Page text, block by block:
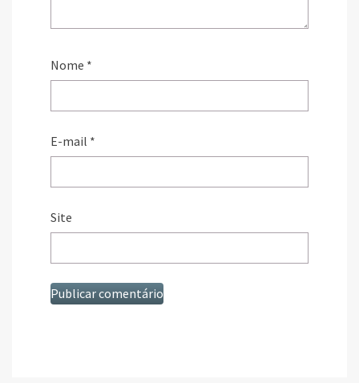
Nome *
E-mail *
Site